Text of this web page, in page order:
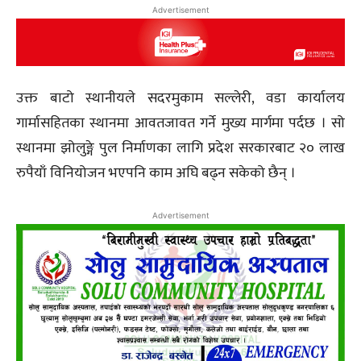
Advertisement
उक्त बाटो स्थानीयले सदरमुकाम सल्लेरी, वडा कार्यालय
गार्मासहितका स्थानमा आवतजावत गर्ने मुख्य मार्गमा पर्दछ । सो
स्थानमा झोलुङ्गे पुल निर्माणका लागि प्रदेश सरकारबाट २० लाख
रुपैयाँ विनियोजन भएपनि काम अघि बढ्न सकेको छैन् ।
Advertisement